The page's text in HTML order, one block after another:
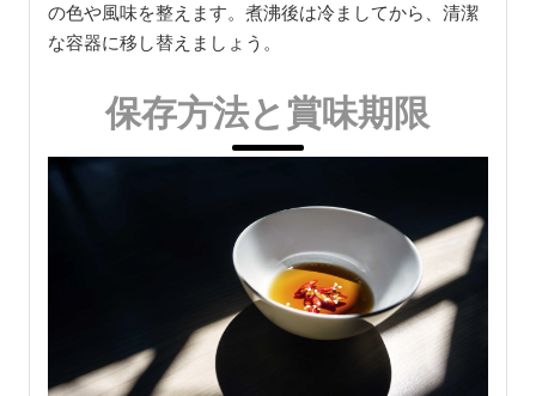
の色や風味を整えます。煮沸後は冷ましてから、清潔
な容器に移し替えましょう。
保存方法と賞味期限